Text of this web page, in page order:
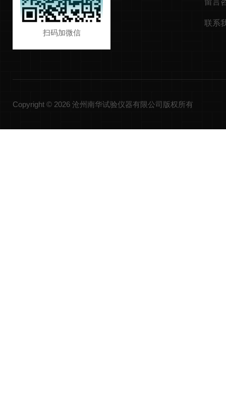
扫码加微信
留言
联系
Copyright © 2026 沧州南华试验仪器有限公司版权所有